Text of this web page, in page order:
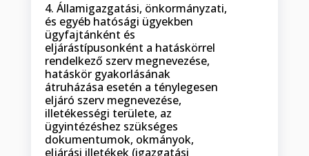
4. Államigazgatási, önkormányzati,
és egyéb hatósági ügyekben
ügyfajtánként és
eljárástípusonként a hatáskörrel
rendelkező szerv megnevezése,
hatáskör gyakorlásának
átruházása esetén a ténylegesen
eljáró szerv megnevezése,
illetékességi területe, az
ügyintézéshez szükséges
dokumentumok, okmányok,
eljárási illetékek (igazgatási